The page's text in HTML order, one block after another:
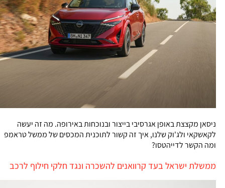
ניסאן מקצצת באופן אגרסיבי בייצור ובנוכחות באירופה. מה זה יעשה
לקאשקאי ולג'וק שלנו, איך זה קשור לתוכנית המכסים של ממשל טראמפ
ומה הקשר לדייהטסו?
ממשלת ישראל בעד קרוואנים להשכרה ונגד חלקי חילוף לרכב